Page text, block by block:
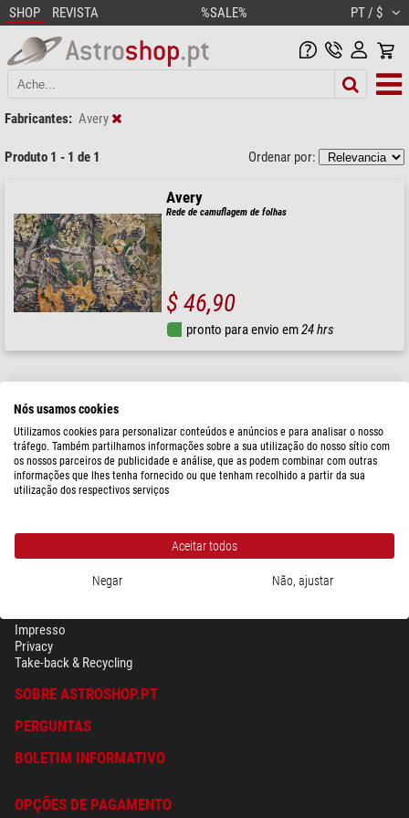
SHOP REVISTA %SALE% PT / $
Fabricantes: Avery
Produto 1 - 1 de 1 Ordenar por:
Avery
Rede de camuflagem de folhas
$ 46,90
pronto para envio em24 hrs
Impresso
Privacy
Take-back & Recycling
SOBRE ASTROSHOP.PT
PERGUNTAS
BOLETIM INFORMATIVO
OPÇÕES DE PAGAMENTO
Nós usamos cookies
Utilizamos cookies para personalizar conteúdos e anúncios e para analisar o nosso
tráfego. Também partilhamos informações sobre a sua utilização do nosso sítio com
os nossos parceiros de publicidade e análise, que as podem combinar com outras
informações que lhes tenha fornecido ou que tenham recolhido a partir da sua
utilização dos respectivos serviços
Aceitar todos
Negar Não, ajustar